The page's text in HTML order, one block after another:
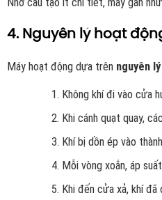
4. Nguyên lý hoạt
Máy hoạt động dựa trên nguyên
Không khí đi vào cửa
Khi cánh quạt quay,
Khí bị dồn ép vào
Mỗi vòng xoắn, áp
Khi đến cửa xả, khí